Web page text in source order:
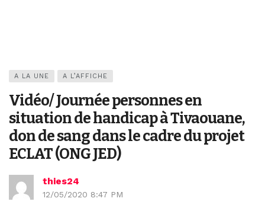
A LA UNE A L’AFFICHE
Vidéo/ Journée personnes en
situation de handicap à Tivaouane,
don de sang dans le cadre du projet
ECLAT (ONG JED)
thies24
12/05/2020 8:47 PM